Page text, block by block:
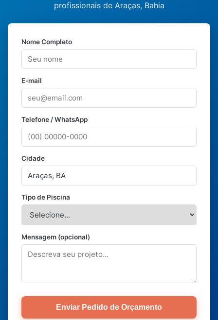
profissionais de Araças, Bahia
Nome Completo
E-mail
Telefone / WhatsApp
Cidade
Tipo de Piscina
Mensagem (opcional)
Enviar Pedido de Orçamento